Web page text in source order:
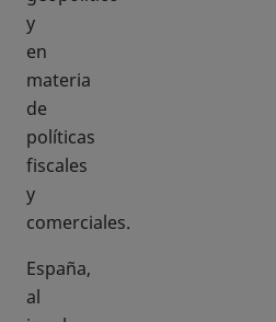
y
en
materia
de
políticas
fiscales
y
comerciales.
España,
al